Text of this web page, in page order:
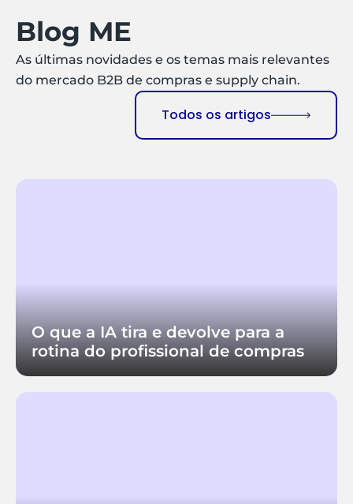
Blog ME
As últimas novidades e os temas mais relevantes
do mercado B2B de compras e supply chain.
Todos os artigos
O que a IA tira e devolve para a
rotina do profissional de compras